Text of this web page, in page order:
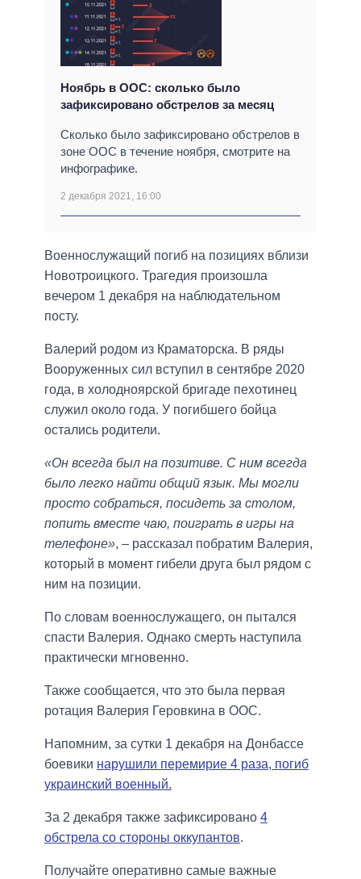
Ноябрь в ООС: сколько было
зафиксировано обстрелов за месяц
Сколько было зафиксировано обстрелов в
зоне ООС в течение ноября, смотрите на
инфографике.
2 декабря 2021, 16:00
Военнослужащий погиб на позициях вблизи
Новотроицкого. Трагедия произошла
вечером 1 декабря на наблюдательном
посту.
Валерий родом из Краматорска. В ряды
Вооруженных сил вступил в сентябре 2020
года, в холодноярской бригаде пехотинец
служил около года. У погибшего бойца
остались родители.
«Он всегда был на позитиве. С ним всегда
было легко найти общий язык. Мы могли
просто собраться, посидеть за столом,
попить вместе чаю, поиграть в игры на
телефоне», – рассказал побратим Валерия,
который в момент гибели друга был рядом с
ним на позиции.
По словам военнослужащего, он пытался
спасти Валерия. Однако смерть наступила
практически мгновенно.
Также сообщается, что это была первая
ротация Валерия Геровкина в ООС.
Напомним, за сутки 1 декабря на Донбассе
боевики нарушили перемирие 4 раза, погиб
украинский военный.
За 2 декабря также зафиксировано 4
обстрела со стороны оккупантов.
Получайте оперативно самые важные